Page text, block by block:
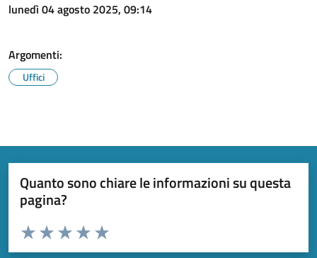
lunedì 04 agosto 2025, 09:14
Argomenti:
Uffici
Quanto sono chiare le informazioni su questa
pagina?
Valuta da 1 a 5 stelle la pagina
Valuta 5 stelle su 5
Valuta 4 stelle su 5
Valuta 3 stelle su 5
Valuta 2 stelle su 5
Valuta 1 stelle su 5